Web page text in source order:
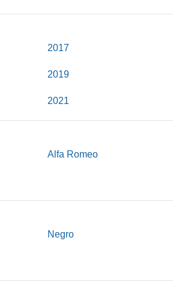
2017
2019
2021
Alfa Romeo
Negro